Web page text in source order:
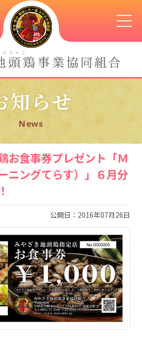
知らせ
News
お食事券プレゼント「Ｍ
ニングてらす）」６月分
公開日：2016年07月26日